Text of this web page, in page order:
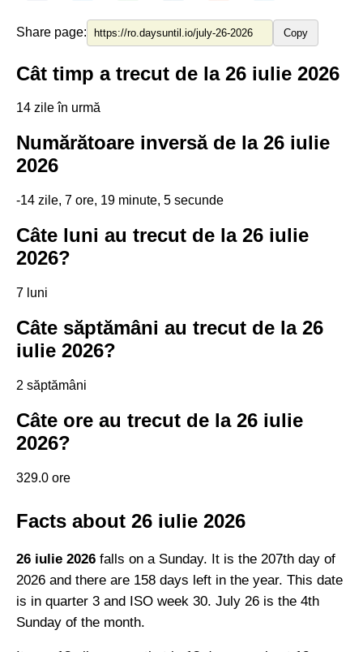
Share page: Copy
Cât timp a trecut de la 26 iulie 2026
14 zile în urmă
Numărătoare inversă de la 26 iulie
2026
-14 zile, 7 ore, 19 minute, 5 secunde
Câte luni au trecut de la 26 iulie
2026?
7 luni
Câte săptămâni au trecut de la 26
iulie 2026?
2 săptămâni
Câte ore au trecut de la 26 iulie
2026?
329.0 ore
Facts about 26 iulie 2026
26 iulie 2026 falls on a Sunday. It is the 207th day of
2026 and there are 158 days left in the year. This date
is in quarter 3 and ISO week 30. July 26 is the 4th
Sunday of the month.